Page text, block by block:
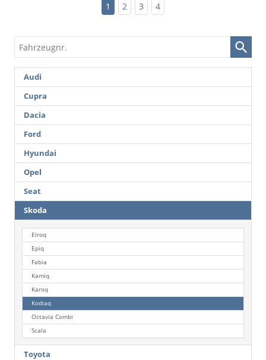
1
2 3 4
Fahrzeugnr.
Audi
Cupra
Dacia
Ford
Hyundai
Opel
Seat
Skoda
Elroq
Epiq
Fabia
Kamiq
Karoq
Kodiaq
Octavia Combi
Scala
Toyota